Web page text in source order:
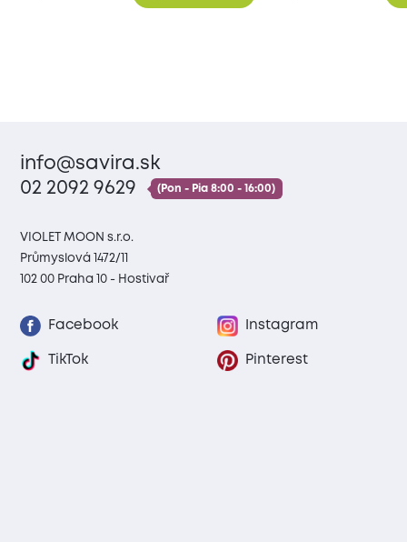
info@savira.sk
02 2092 9629
(Pon - Pia 8:00 - 16:00)
VIOLET MOON s.r.o.
Průmyslová 1472/11
102 00 Praha 10 - Hostivař
Facebook Instagram
TikTok Pinterest